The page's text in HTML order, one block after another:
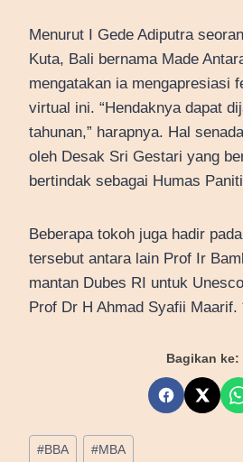
Menurut I Gede Adiputra
Kuta, Bali bernama Made
mengatakan ia mengapresiasi
virtual ini. “Hendaknya dapat
tahunan,” harapnya. Hal
oleh Desak Sri Gestari yang
bertindak sebagai Humas
Beberapa tokoh juga hadir
tersebut antara lain Prof Ir
mantan Dubes RI untuk
Prof Dr H Ahmad Syafii Maarif.
Bagikan ke:
Post
#BBA #MBA